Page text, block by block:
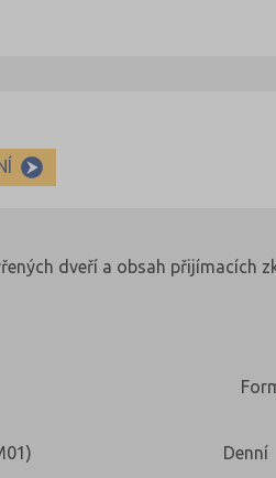
dveří a obsah přijímacích
Denní